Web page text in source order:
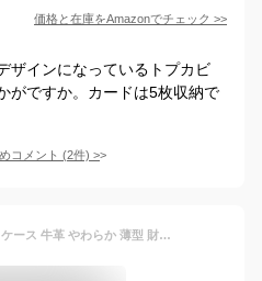
価格と在庫をAmazonでチェック >>
ザインになっているトプカビ
がですか。カードは5枚収納で
コメント (2件) >
[HIGH FIVE] フラグメントケース 牛革 やわらか 薄型 財布 カードケース 小銭入れ マチ付き ブランド おしゃれ グリーン